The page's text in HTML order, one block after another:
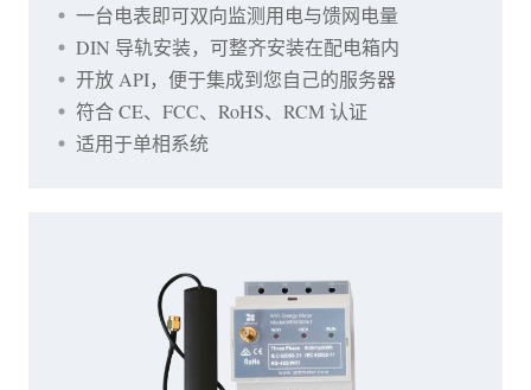
一台电表即可双向监测用电与馈网电量
DIN 导轨安装，可整齐安装在配电箱内
开放 API，便于集成到您自己的服务器
符合 CE、FCC、RoHS、RCM 认证
适用于单相系统